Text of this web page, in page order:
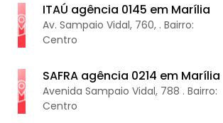
ITAÚ agência 0145 em Marília
Av. Sampaio Vidal, 760, . Bairro:
Centro
SAFRA agência 0214 em Marília
Avenida Sampaio Vidal, 788 . Bairro:
Centro